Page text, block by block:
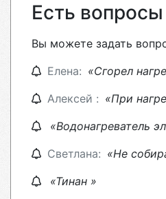
Есть
Вы можете задать
Елена: «Сгорел
Алексей : «При
«Водонагреватель
Светлана: «Не
«Тинан »